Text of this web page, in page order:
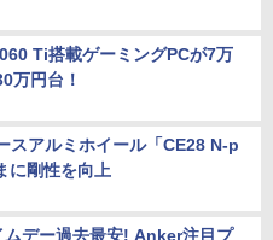
Ti搭載ゲーミングPCが7万
万円台！
スアルミホイール「CE28 N-p
に剛性を向上
デー過去最安! Anker注目プ